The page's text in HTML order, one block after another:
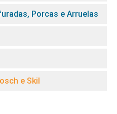
Porcas e Arruelas
e Skil